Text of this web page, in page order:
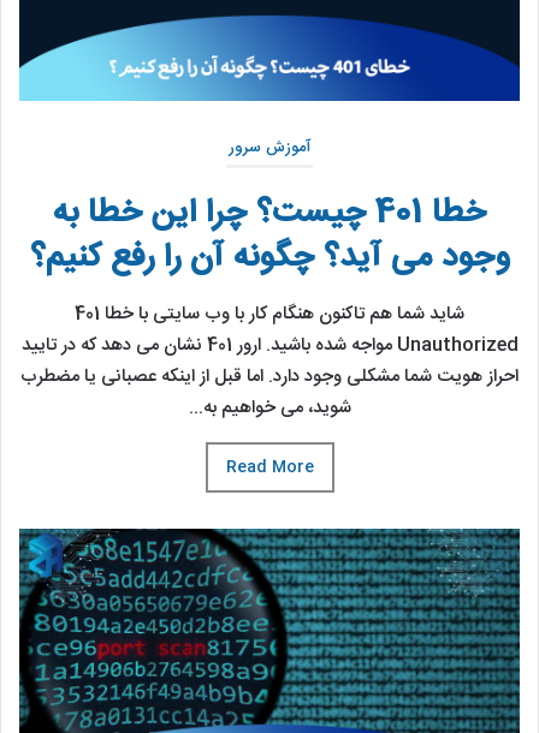
آموزش سرور
خطا 401 چیست؟ چرا این خطا به
وجود می آید؟ چگونه آن را رفع کنیم؟
شاید شما هم تاکنون هنگام کار با وب سایتی با خطا 401
Unauthorized مواجه شده باشید. ارور 401 نشان می دهد که در تایید
احراز هویت شما مشکلی وجود دارد. اما قبل از اینکه عصبانی یا مضطرب
شوید، می خواهیم به...
Read More